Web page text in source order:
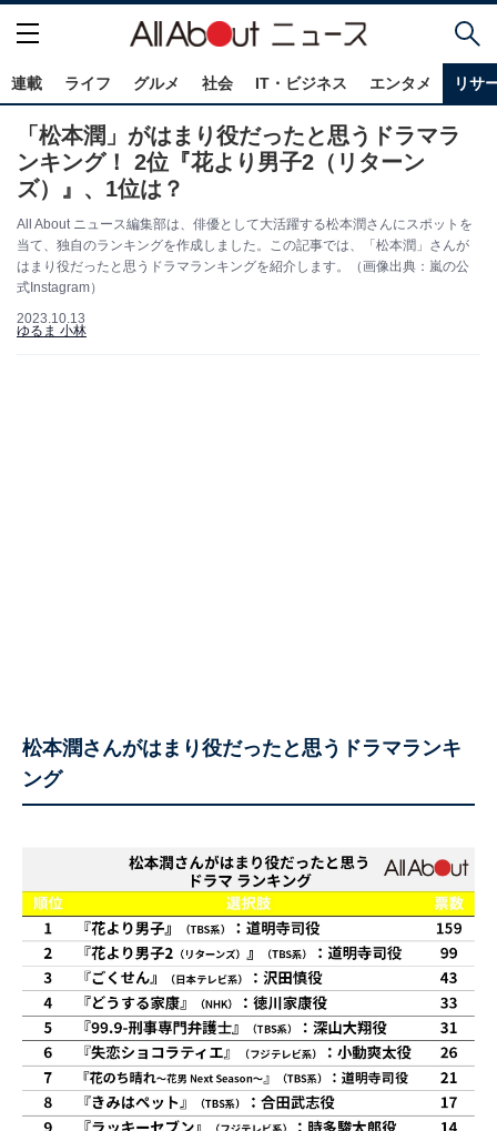
連載 ライフ グルメ 社会 IT・ビジネス エンタメ リサ
「松本潤」がはまり役だったと思うドラマラ
ンキング！ 2位『花より男子2（リターン
ズ）』、1位は？
All About ニュース編集部は、俳優として大活躍する松本潤さんにスポットを
当て、独自のランキングを作成しました。この記事では、「松本潤」さんが
はまり役だったと思うドラマランキングを紹介します。（画像出典：嵐の公
式Instagram）
2023.10.13
ゆるま 小林
松本潤さんがはまり役だったと思うドラマランキ
ング